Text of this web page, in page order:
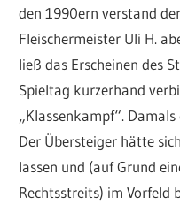
den 1990ern verstand
Fleischermeister Uli H.
ließ das Erscheinen des
Spieltag kurzerhand
„Klassenkampf“.
Der Übersteiger hätte
lassen und (auf Grund
Rechtsstreits) im Vorfeld